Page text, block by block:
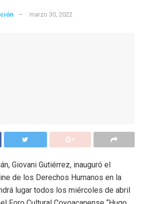
marzo 30, 2022
Giovani Gutiérrez, inauguró el
de los Derechos Humanos en la
lugar todos los miércoles de abril